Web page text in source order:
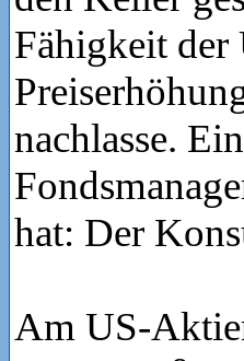
Fähigkeit der
nachlasse.
hat: Der
Am US-